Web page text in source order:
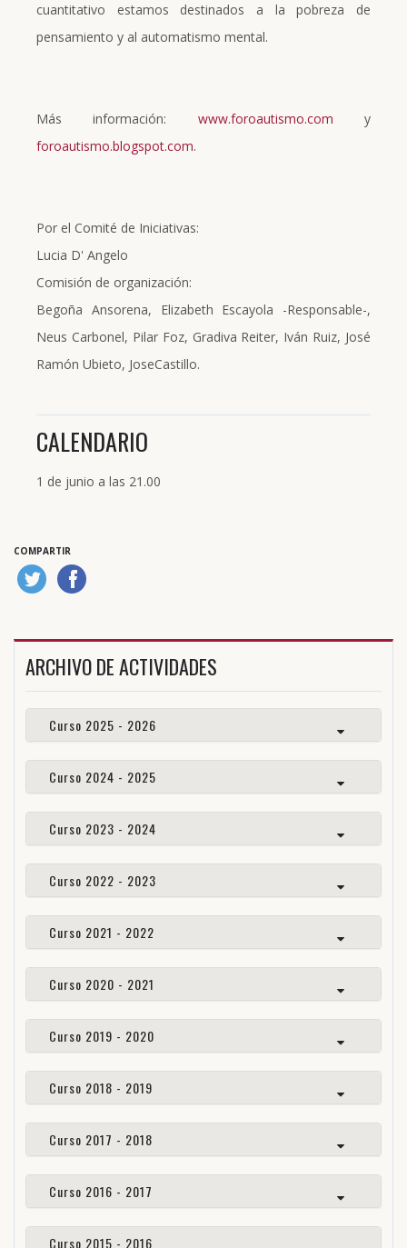
cuantitativo estamos destinados a la pobreza de
pensamiento y al automatismo mental.
Más información: www.foroautismo.com y
foroautismo.blogspot.com.
Por el Comité de Iniciativas:
Lucia D' Angelo
Comisión de organización:
Begoña Ansorena, Elizabeth Escayola -Responsable-,
Neus Carbonel, Pilar Foz, Gradiva Reiter, Iván Ruiz, José
Ramón Ubieto, JoseCastillo.
CALENDARIO
1 de junio a las 21.00
COMPARTIR
ARCHIVO DE ACTIVIDADES
Curso 2025 - 2026
Curso 2024 - 2025
Curso 2023 - 2024
Curso 2022 - 2023
Curso 2021 - 2022
Curso 2020 - 2021
Curso 2019 - 2020
Curso 2018 - 2019
Curso 2017 - 2018
Curso 2016 - 2017
Curso 2015 - 2016